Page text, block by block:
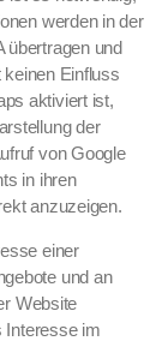
wer­den in der
über­tra­gen und
Ein­fluss
aktiviert ist,
der
von Google
in ihren
anzuzeigen.
ein­er
und an
Web­site
Inter­esse im